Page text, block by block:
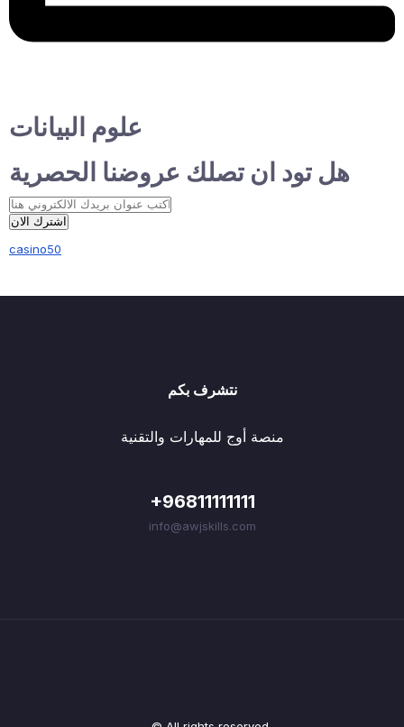
علوم البيانات
هل تود ان تصلك عروضنا الحصرية
اشترك الان
casino50
نتشرف بكم
منصة أوج للمهارات والتقنية
+96811111111
info@awjskills.com